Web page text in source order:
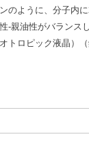
のように、分子内
-親油性がバランス
ロピック液晶）（